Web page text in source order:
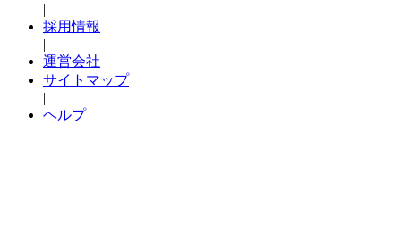
|
採用情報
|
運営会社
サイトマップ
|
ヘルプ